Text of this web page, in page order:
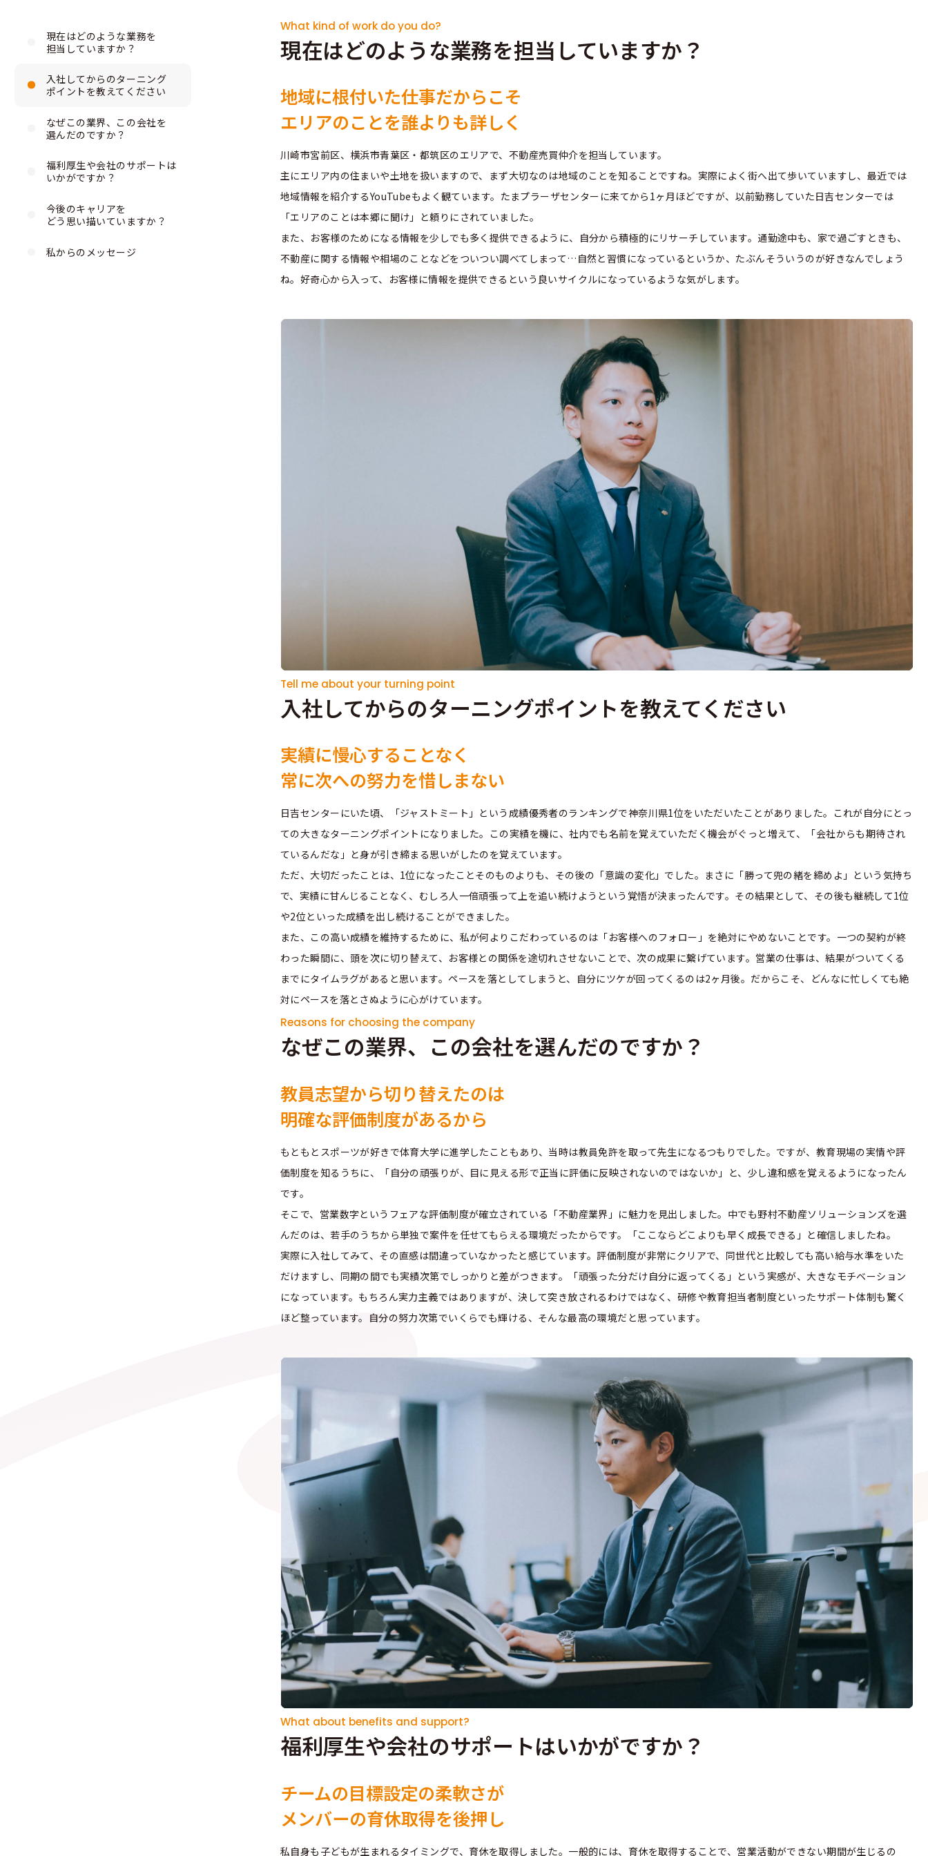
現在はどのような業務を
担当していますか？
入社してからのターニング
ポイントを教えてください
なぜこの業界、この会社を
選んだのですか？
福利厚生や会社のサポートは
いかがですか？
今後のキャリアを
どう思い描いていますか？
私からのメッセージ
What kind of work do you do?
現在はどのような業務を担当していますか？
地域に根付いた仕事だからこそ
エリアのことを誰よりも詳しく
川崎市宮前区、横浜市青葉区・都筑区のエリアで、不動産売買仲介を担当しています。
主にエリア内の住まいや土地を扱いますので、まず大切なのは地域のことを知ることですね。実際によく街へ出て歩いていますし、最近では
地域情報を紹介するYouTubeもよく観ています。たまプラーザセンターに来てから1ヶ月ほどですが、以前勤務していた日吉センターでは
「エリアのことは本郷に聞け」と頼りにされていました。
また、お客様のためになる情報を少しでも多く提供できるように、自分から積極的にリサーチしています。通勤途中も、家で過ごすときも、
不動産に関する情報や相場のことなどをついつい調べてしまって…自然と習慣になっているというか、たぶんそういうのが好きなんでしょう
ね。好奇心から入って、お客様に情報を提供できるという良いサイクルになっているような気がします。
Tell me about your turning point
入社してからのターニングポイントを教えてください
実績に慢心することなく
常に次への努力を惜しまない
日吉センターにいた頃、「ジャストミート」という成績優秀者のランキングで神奈川県1位をいただいたことがありました。これが自分にとっ
ての大きなターニングポイントになりました。この実績を機に、社内でも名前を覚えていただく機会がぐっと増えて、「会社からも期待され
ているんだな」と身が引き締まる思いがしたのを覚えています。
ただ、大切だったことは、1位になったことそのものよりも、その後の「意識の変化」でした。まさに「勝って兜の緒を締めよ」という気持ち
で、実績に甘んじることなく、むしろ人一倍頑張って上を追い続けようという覚悟が決まったんです。その結果として、その後も継続して1位
や2位といった成績を出し続けることができました。
また、この高い成績を維持するために、私が何よりこだわっているのは「お客様へのフォロー」を絶対にやめないことです。一つの契約が終
わった瞬間に、頭を次に切り替えて、お客様との関係を途切れさせないことで、次の成果に繋げています。営業の仕事は、結果がついてくる
までにタイムラグがあると思います。ペースを落としてしまうと、自分にツケが回ってくるのは2ヶ月後。だからこそ、どんなに忙しくても絶
対にペースを落とさぬように心がけています。
Reasons for choosing the company
なぜこの業界、この会社を選んだのですか？
教員志望から切り替えたのは
明確な評価制度があるから
もともとスポーツが好きで体育大学に進学したこともあり、当時は教員免許を取って先生になるつもりでした。ですが、教育現場の実情や評
価制度を知るうちに、「自分の頑張りが、目に見える形で正当に評価に反映されないのではないか」と、少し違和感を覚えるようになったん
です。
そこで、営業数字というフェアな評価制度が確立されている「不動産業界」に魅力を見出しました。中でも野村不動産ソリューションズを選
んだのは、若手のうちから単独で案件を任せてもらえる環境だったからです。「ここならどこよりも早く成長できる」と確信しましたね。
実際に入社してみて、その直感は間違っていなかったと感じています。評価制度が非常にクリアで、同世代と比較しても高い給与水準をいた
だけますし、同期の間でも実績次第でしっかりと差がつきます。「頑張った分だけ自分に返ってくる」という実感が、大きなモチベーション
になっています。もちろん実力主義ではありますが、決して突き放されるわけではなく、研修や教育担当者制度といったサポート体制も驚く
ほど整っています。自分の努力次第でいくらでも輝ける、そんな最高の環境だと思っています。
What about benefits and support?
福利厚生や会社のサポートはいかがですか？
チームの目標設定の柔軟さが
メンバーの育休取得を後押し
私自身も子どもが生まれるタイミングで、育休を取得しました。一般的には、育休を取得することで、営業活動ができない期間が生じるの